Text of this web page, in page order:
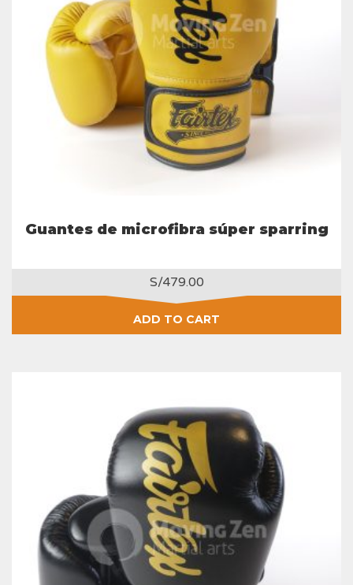
Guantes de microfibra súper sparring
S/479.00
ADD TO CART